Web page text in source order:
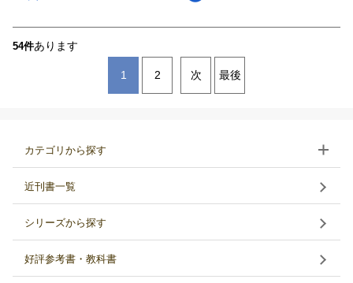
54件あります
1 2 次 最後
カテゴリから探す
近刊書一覧
シリーズから探す
好評参考書・教科書